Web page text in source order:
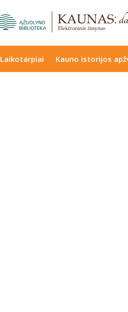
Laikotarpiai Kauno istorijos